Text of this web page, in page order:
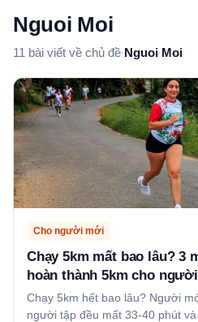
Nguoi Moi
11 bài viết về chủ đề Nguoi Moi
Cho người mới
Chạy 5km mất bao lâu? 3
hoàn thành 5km cho
Chạy 5km hết bao lâu? Người
người tập đều mất 33-40 phút